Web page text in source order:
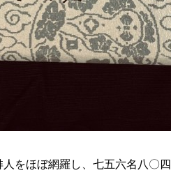
をほぼ網羅し、七五六名八〇